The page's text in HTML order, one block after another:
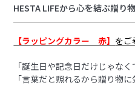
HESTA LIFEから心を結ぶ贈り
【ラッピングカラー 赤】 をご
「誕生日や記念日だけじゃなく
「言葉だと照れるから贈り物に